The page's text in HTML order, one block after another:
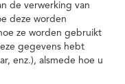
de verwerking van
deze worden
ze worden gebruikt
gegevens hebt
enz.), alsmede hoe u